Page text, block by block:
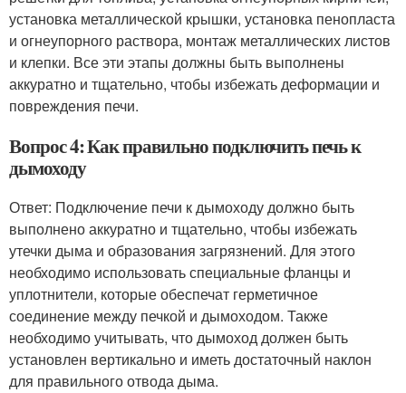
установка металлической крышки, установка пенопласта
и огнеупорного раствора, монтаж металлических листов
и клепки. Все эти этапы должны быть выполнены
аккуратно и тщательно, чтобы избежать деформации и
повреждения печи.
Вопрос 4: Как правильно подключить печь к
дымоходу
Ответ: Подключение печи к дымоходу должно быть
выполнено аккуратно и тщательно, чтобы избежать
утечки дыма и образования загрязнений. Для этого
необходимо использовать специальные фланцы и
уплотнители, которые обеспечат герметичное
соединение между печкой и дымоходом. Также
необходимо учитывать, что дымоход должен быть
установлен вертикально и иметь достаточный наклон
для правильного отвода дыма.